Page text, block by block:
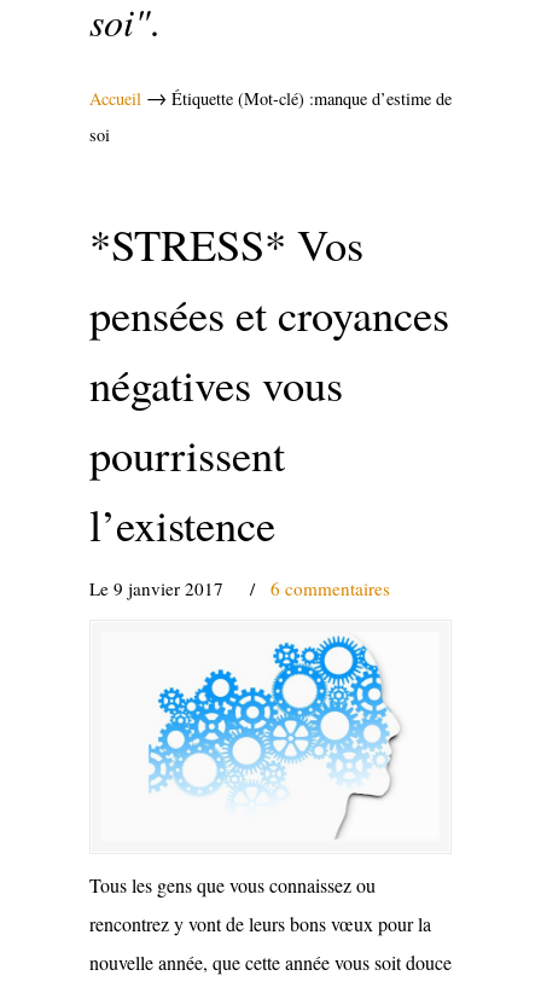
soi".
Accueil → Étiquette (Mot-clé) :manque d’estime de
soi
*STRESS* Vos
pensées et croyances
négatives vous
pourrissent
l’existence
Le 9 janvier 2017 / 6 commentaires
Tous les gens que vous connaissez ou
rencontrez y vont de leurs bons vœux pour la
nouvelle année, que cette année vous soit douce